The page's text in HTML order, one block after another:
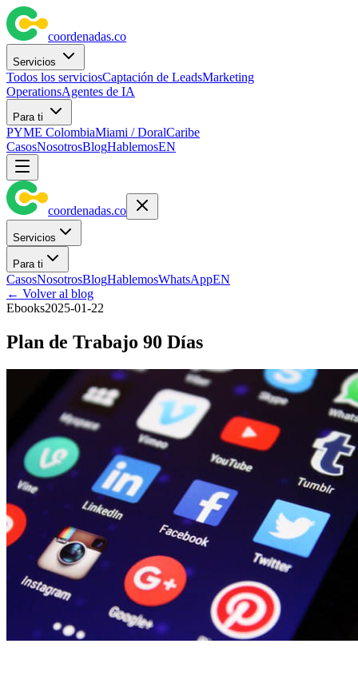
coordenadas.co
Servicios
Todos los serviciosCaptación de LeadsMarketing
OperationsAgentes de IA
Para ti
PYME ColombiaMiami / DoralCaribe
CasosNosotrosBlogHablemosEN
coordenadas.co
Servicios
Para ti
CasosNosotrosBlogHablemosWhatsAppEN
← Volver al blog
Ebooks2025-01-22
Plan de Trabajo 90 Días